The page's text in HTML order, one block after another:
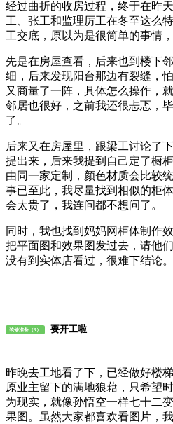
经过曲折的收房过程，终于在昨
工、张工和监理厉工在冬至这么
工交底，原以为是很简单的事情
先是在房屋查看，后来也到楼下
细，后来发现阳台那边有裂缝，
又商量了一阵，具体怎么操作，
邻居也很好，之前我还很忐忑，
了。
后来又在房屋里，跟梁工讨论了
提出来，后来我提到自己定了橱
由同一家定制，颜色材质会比较
事已至此，我尽量找到相似的柜
会太贵了，我连问都不想问了。
同时，我也找到妈妈网柜体制作
把平面图和效果图发过去，请他
没有到实体店看过，很难下结论
装修准备（3） 要开工啦
昨晚去工地看了下，已经做好楼
原业主留下的满地狼藉，只希望
为现实，就像孙悟空一样七十二
果图。虽然大家都喜欢看图片，